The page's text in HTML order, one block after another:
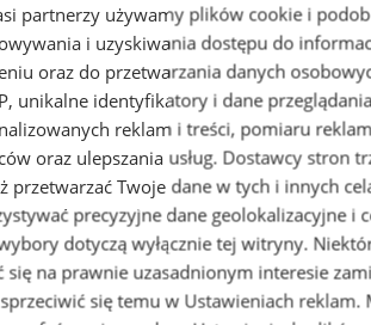
zwierzętom.
pilnie prosi o pomoc
partnerzy używamy plików cookie i
i uzyskiwania dostępu do
oraz do przetwarzania danych
unikalne identyfikatory i dane
reklam i treści, pomiaru
oraz ulepszania usług. Dostawcy stron
przetwarzać Twoje dane w tych i innych
precyzyjne dane geolokalizacyjne i
dotyczą wyłącznie tej witryny.
się na prawnie uzasadnionym interesie
się temu w Ustawieniach reklam.